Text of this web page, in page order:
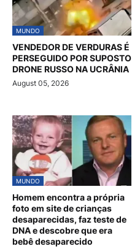
MUNDO
VENDEDOR DE VERDURAS É
PERSEGUIDO POR SUPOSTO
DRONE RUSSO NA UCRÂNIA
August 05, 2026
MUNDO
Homem encontra a própria
foto em site de crianças
desaparecidas, faz teste de
DNA e descobre que era
bebê desaparecido